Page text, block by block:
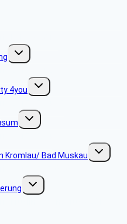
Untermenü
umschalten
4you
Untermenü
umschalten
Untermenü
umschalten
Kromlau/ Bad Muskau
Untermenü
Untermenü
umschalten